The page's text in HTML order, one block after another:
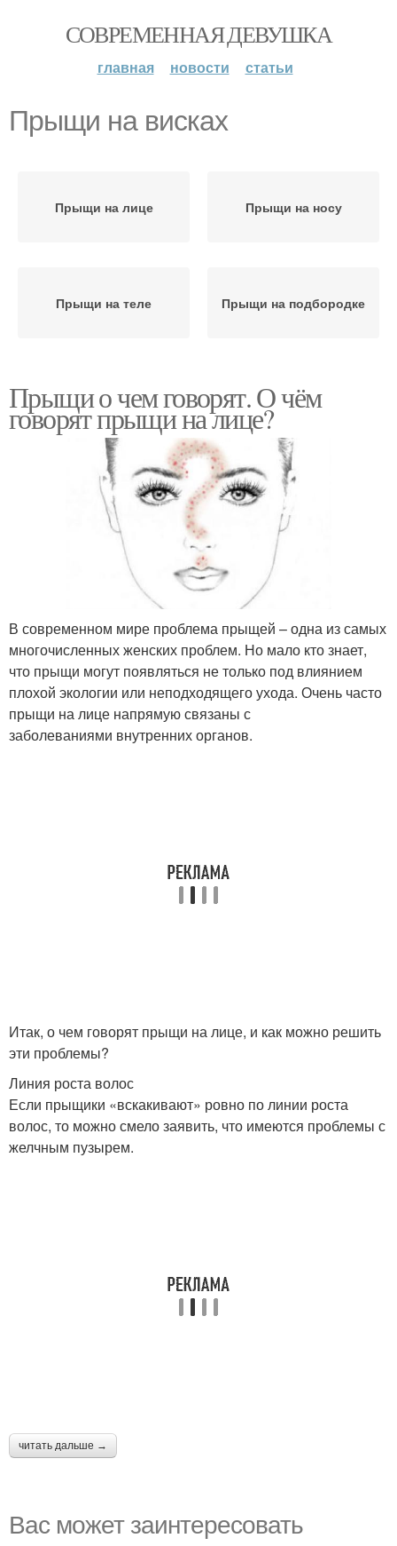
СОВРЕМЕННАЯ ДЕВУШКА
главная новости статьи
Прыщи на висках
Прыщи на лице Прыщи на носу
Прыщи на теле Прыщи на подбородке
Прыщи о чем говорят. О чём
говорят прыщи на лице?
В современном мире проблема прыщей – одна из самых
многочисленных женских проблем. Но мало кто знает,
что прыщи могут появляться не только под влиянием
плохой экологии или неподходящего ухода. Очень часто
прыщи на лице напрямую связаны с
заболеваниями внутренних органов.
Итак, о чем говорят прыщи на лице, и как можно решить
эти проблемы?
Линия роста волос
Если прыщики «вскакивают» ровно по линии роста
волос, то можно смело заявить, что имеются проблемы с
желчным пузырем.
читать дальше →
Вас может заинтересовать